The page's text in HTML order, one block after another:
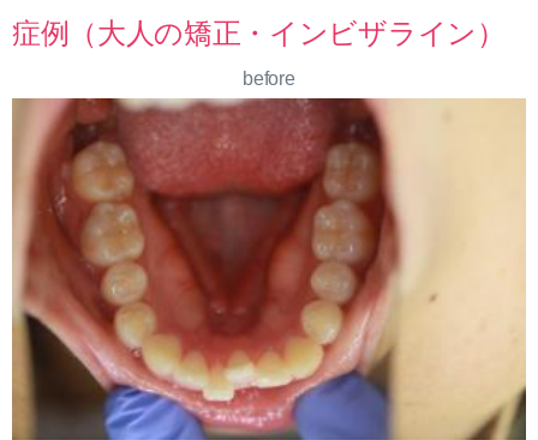
症例（大人の矯正・インビザライン）
before